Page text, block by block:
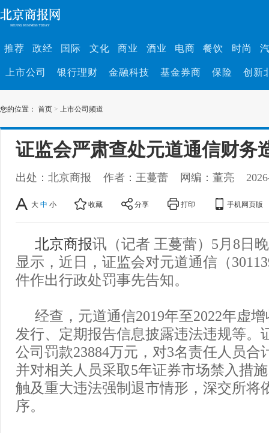
推荐 政经 国际 文化 商业 酒业 电商 餐饮 时尚
上市公司 银行理财 金融科技 基金券商 保险 创新
您的位置： 首页 > 上市公司频道
证监会严肃查处元道通信财务
出处：北京商报 作者：王蔓蕾 网编：董亮
大 中 小 收藏 分享 打印 手机网页版
北京商报讯（记者 王蔓蕾）5月8日
显示，近日，证监会对元道通信（
件作出行政处罚事先告知。
经查，元道通信2019年至2022年虚
发行、定期报告信息披露违法违规等。
公司罚款23884万元，对3名责任人员合
并对相关人员采取5年证券市场禁入措
触及重大违法强制退市情形，深交所将
序。